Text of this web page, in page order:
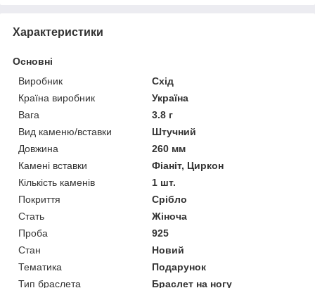
Характеристики
Основні
Виробник
Схід
Країна виробник
Україна
Вага
3.8 г
Вид каменю/вставки
Штучний
Довжина
260 мм
Камені вставки
Фіаніт, Циркон
Кількість каменів
1 шт.
Покриття
Срібло
Стать
Жіноча
Проба
925
Стан
Новий
Тематика
Подарунок
Тип браслета
Браслет на ногу